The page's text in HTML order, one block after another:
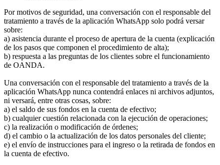
Por motivos de seguridad, una conversación con el responsable del
tratamiento a través de la aplicación WhatsApp solo podrá versar
sobre:
a) asistencia durante el proceso de apertura de la cuenta (explicación
de los pasos que componen el procedimiento de alta);
b) respuesta a las preguntas de los clientes sobre el funcionamiento
de OANDA.
Una conversación con el responsable del tratamiento a través de la
aplicación WhatsApp nunca contendrá enlaces ni archivos adjuntos,
ni versará, entre otras cosas, sobre:
a) el saldo de sus fondos en la cuenta de efectivo;
b) cualquier cuestión relacionada con la ejecución de operaciones;
c) la realización o modificación de órdenes;
d) el cambio o la actualización de los datos personales del cliente;
e) el envío de instrucciones para el ingreso o la retirada de fondos en
la cuenta de efectivo.